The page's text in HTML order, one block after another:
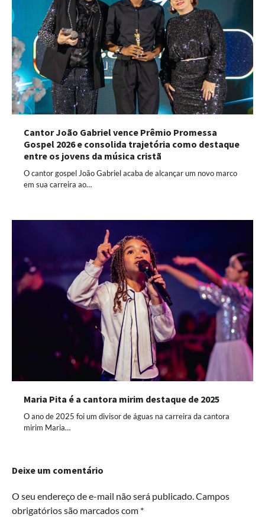
Cantor João Gabriel vence Prêmio Promessa
Gospel 2026 e consolida trajetória como destaque
entre os jovens da música cristã
O cantor gospel João Gabriel acaba de alcançar um novo marco
em sua carreira ao…
Maria Pita é a cantora mirim destaque de 2025
O ano de 2025 foi um divisor de águas na carreira da cantora
mirim Maria…
Deixe um comentário
O seu endereço de e-mail não será publicado.Campos
obrigatórios são marcados com *